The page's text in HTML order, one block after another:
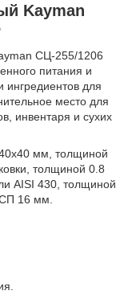
Kayman
СЦ-255/1206
питания и
ингредиентов для
место для
инвентаря и сухих
40х40 мм, толщиной
толщиной 0.8
AISI 430, толщиной
16 мм.